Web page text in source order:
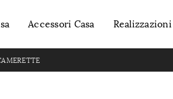
Accessori Casa Realizzazioni